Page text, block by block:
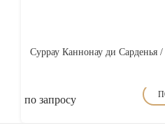
Суррау Каннонау ди Сарденья
по запросу